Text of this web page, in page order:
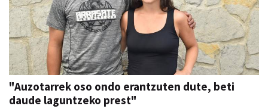
"Auzotarrek oso ondo erantzuten dute, beti
daude laguntzeko prest"